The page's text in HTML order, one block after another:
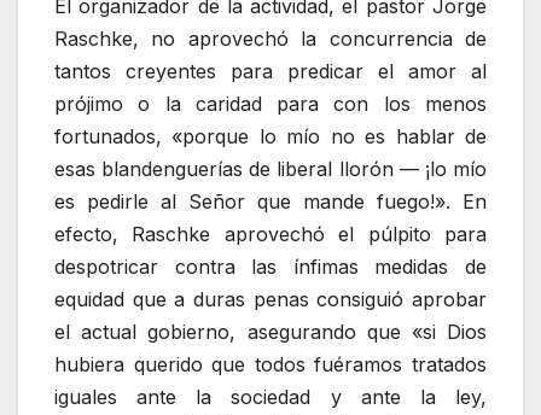
El organizador de la actividad, el pastor Jorge
Raschke, no aprovechó la concurrencia de
tantos creyentes para predicar el amor al
prójimo o la caridad para con los menos
fortunados, «porque lo mío no es hablar de
esas blandenguerías de liberal llorón — ¡lo mío
es pedirle al Señor que mande fuego!». En
efecto, Raschke aprovechó el púlpito para
despotricar contra las ínfimas medidas de
equidad que a duras penas consiguió aprobar
el actual gobierno, asegurando que «si Dios
hubiera querido que todos fuéramos tratados
iguales ante la sociedad y ante la ley,